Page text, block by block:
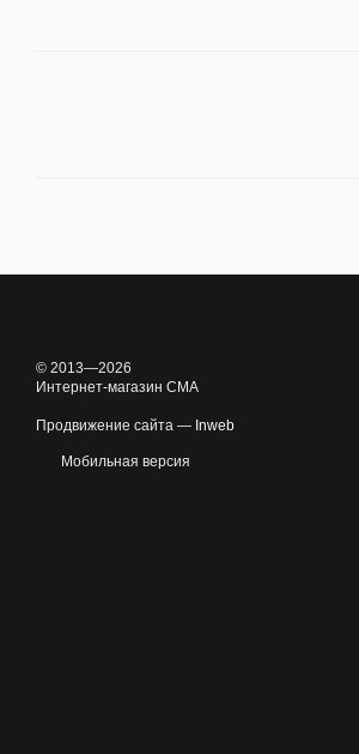
© 2013—2026
Интернет-магазин CMA
Продвижение сайта — Inweb
Мобильная версия